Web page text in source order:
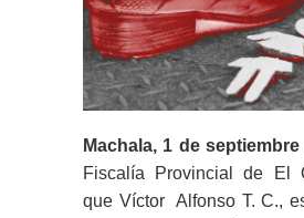
Machala, 1 de septiembre
Fiscalía Provincial de El
que Víctor Alfonso T. C.,